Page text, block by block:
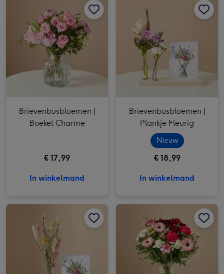
Brievenbusbloemen |
Boeket Charme
€ 17,99
In winkelmand
Brievenbusbloemen |
Plankje Fleurig
Nieuw
€ 18,99
In winkelmand
Brievenbus | Droogbloemen plankje Bloeiend afbeelding 2